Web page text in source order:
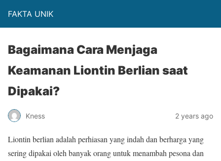
FAKTA UNIK
Bagaimana Cara Menjaga
Keamanan Liontin Berlian saat
Dipakai?
Kness 2 years ago
Liontin berlian adalah perhiasan yang indah dan berharga yang
sering dipakai oleh banyak orang untuk menambah pesona dan